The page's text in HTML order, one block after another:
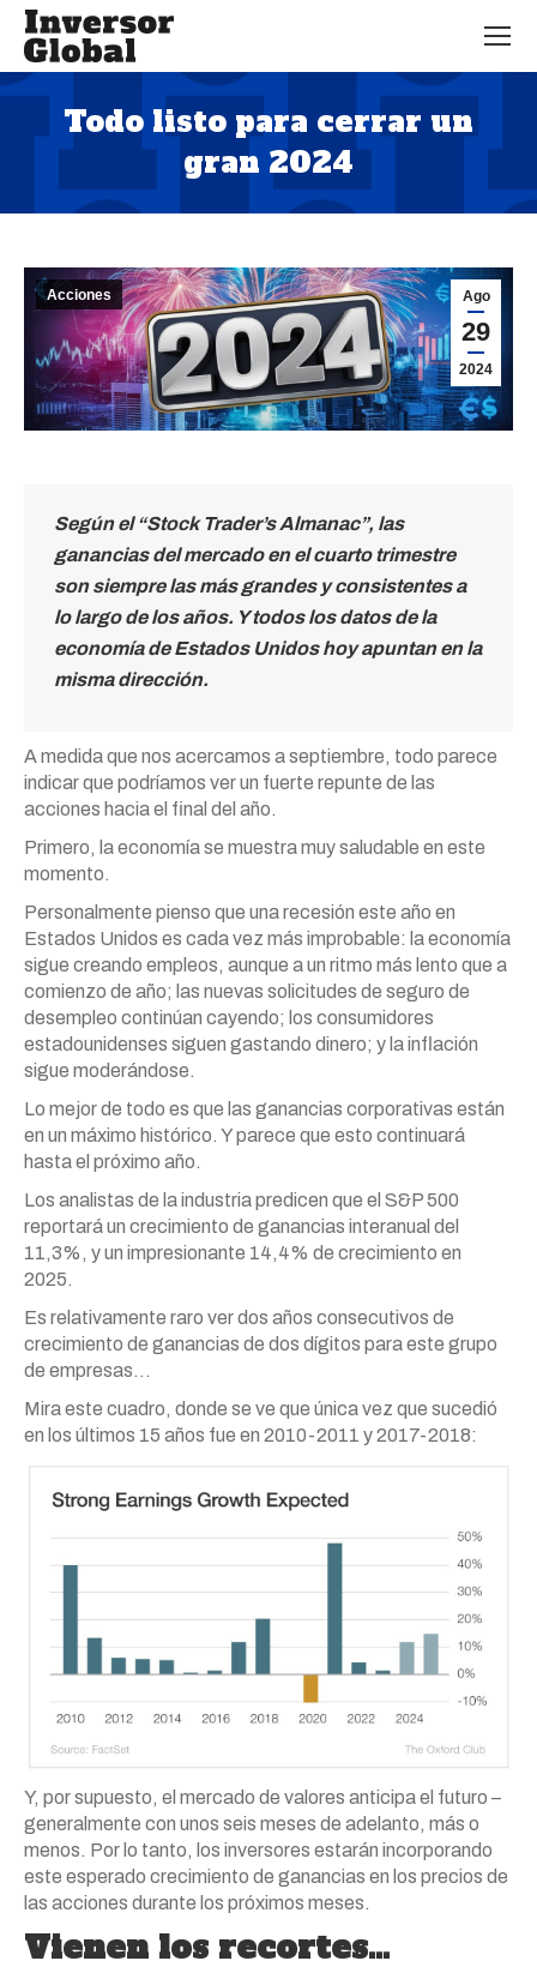
Todo listo para cerrar un
gran 2024
Estás aquí:
Ago
29
2024
Acciones
Según el “Stock Trader’s Almanac”, las
ganancias del mercado en el cuarto trimestre
son siempre las más grandes y consistentes a
lo largo de los años. Y todos los datos de la
economía de Estados Unidos hoy apuntan en la
misma dirección.
A medida que nos acercamos a septiembre, todo parece
indicar que podríamos ver un fuerte repunte de las
acciones hacia el final del año.
Primero, la economía se muestra muy saludable en este
momento.
Personalmente pienso que una recesión este año en
Estados Unidos es cada vez más improbable: la economía
sigue creando empleos, aunque a un ritmo más lento que a
comienzo de año; las nuevas solicitudes de seguro de
desempleo continúan cayendo; los consumidores
estadounidenses siguen gastando dinero; y la inflación
sigue moderándose.
Lo mejor de todo es que las ganancias corporativas están
en un máximo histórico. Y parece que esto continuará
hasta el próximo año.
Los analistas de la industria predicen que el S&P 500
reportará un crecimiento de ganancias interanual del
11,3%, y un impresionante 14,4% de crecimiento en
2025.
Es relativamente raro ver dos años consecutivos de
crecimiento de ganancias de dos dígitos para este grupo
de empresas…
Mira este cuadro, donde se ve que única vez que sucedió
en los últimos 15 años fue en 2010-2011 y 2017-2018:
Y, por supuesto, el mercado de valores anticipa el futuro –
generalmente con unos seis meses de adelanto, más o
menos. Por lo tanto, los inversores estarán incorporando
este esperado crecimiento de ganancias en los precios de
las acciones durante los próximos meses.
Vienen los recortes…